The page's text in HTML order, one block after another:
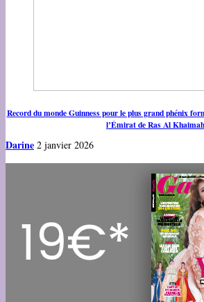
Record du monde Guinness pour le plus grand phénix
l’Émirat de Ras Al Khaimah
Darine 2 janvier 2026